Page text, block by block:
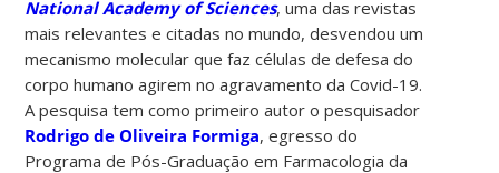
National Academy of Sciences, uma das revistas
mais relevantes e citadas no mundo, desvendou um
mecanismo molecular que faz células de defesa do
corpo humano agirem no agravamento da Covid-19.
A pesquisa tem como primeiro autor o pesquisador
Rodrigo de Oliveira Formiga, egresso do
Programa de Pós-Graduação em Farmacologia da